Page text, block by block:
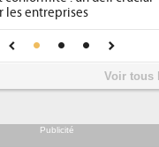
Phocea DC dans
DEE
Interview de
président de
soutient les...
Voir tous
Publicité